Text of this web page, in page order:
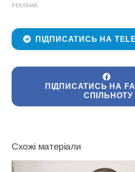
РЕКЛАМА
ПІДПИСАТИСЬ НА
ПІДПИСАТИСЬ НА
СПІЛЬНОТУ
Схожі матеріали